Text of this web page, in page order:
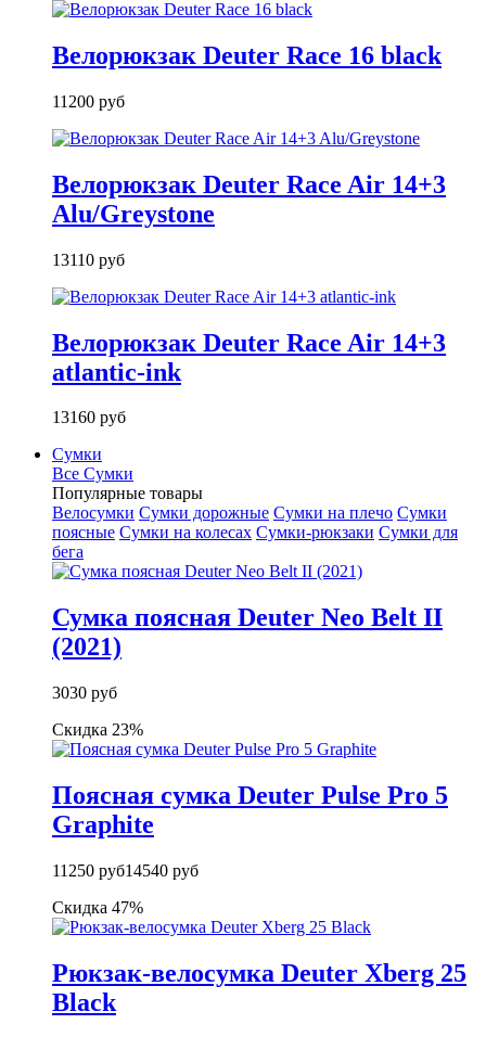
Велорюкзак Deuter Race 16 black
11200 руб
Велорюкзак Deuter Race Air 14+3
Alu/Greystone
13110 руб
Велорюкзак Deuter Race Air 14+3
atlantic-ink
13160 руб
Сумки
Все Сумки
Популярные товары
Велосумки Сумки дорожные Сумки на плечо Сумки
поясные Сумки на колесах Сумки-рюкзаки Сумки для
бега
Сумка поясная Deuter Neo Belt II
(2021)
3030 руб
Скидка 23%
Поясная сумка Deuter Pulse Pro 5
Graphite
11250 руб14540 руб
Скидка 47%
Рюкзак-велосумка Deuter Xberg 25
Black